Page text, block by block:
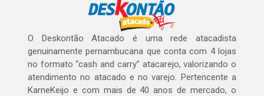
O Deskontão Atacado é uma rede atacadista
genuinamente pernambucana que conta com 4 lojas
no formato “cash and carry” atacarejo, valorizando o
atendimento no atacado e no varejo. Pertencente a
KarneKeijo e com mais de 40 anos de mercado, o